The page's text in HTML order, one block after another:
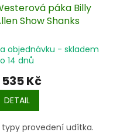
páka Billy
Show Shanks
objednávku - skladem
14 dnů
535 Kč
DETAIL
typy provedení udítka.